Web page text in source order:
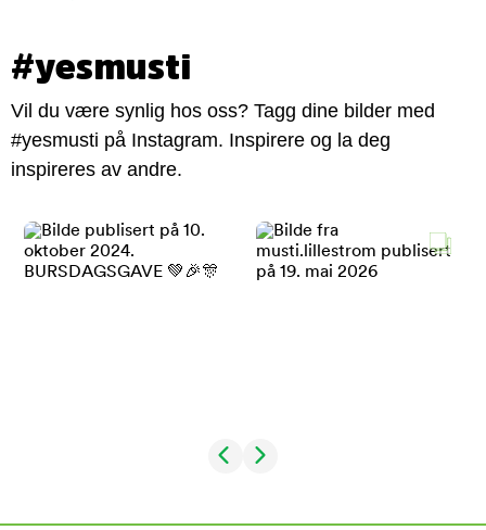
#yesmusti
Vil du være synlig hos oss? Tagg dine bilder med
#yesmusti på Instagram. Inspirere og la deg
inspireres av andre.